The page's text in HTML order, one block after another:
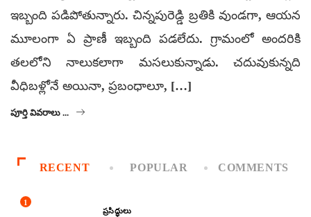
ఇబ్బంది పడిపోతున్నారు. చిన్నపురెడ్డి బ్రతికి వుండగా, ఆయన
మూలంగా ఏ ప్రాణీ ఇబ్బంది పడలేదు. గ్రామంలో అందరికి
తలలోని నాలుకలాగా మసలుకున్నాడు. చదువుకున్నది
వీధిబళ్లోనే అయినా, ప్రబంధాలూ, […]
పూర్తి వివరాలు ...
RECENT POPULAR COMMENTS
1
ప్రసిద్ధులు